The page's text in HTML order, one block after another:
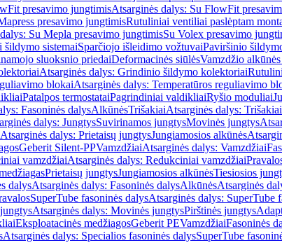
presavimo jungtimisAtsarginės dalys: Su FlowFit
presavimo jungtimisRutuliniai ventiliai paslėptam
Su Mepla presavimo jungtimisSu Volex presavimo
sistemaiSparčiojo išleidimo vožtuvaiPaviršinio
sluoksnio priedaiDeformacinės siūlėsVamzdžio
Atsarginės dalys: Grindinio šildymo kolektoriai
blokaiAtsarginės dalys: Temperatūros reguliavimo
Patalpos termostataiPagrindiniai valdikliaiRyšio moduliai
Fasoninės dalysAlkūnėsTrišakiaiAtsarginės dalys: Trišakiai
dalys: JungtysSuvirinamos jungtysMovinės jungtys
Atsarginės dalys: Prietaisų jungtysJungiamosios alkūnės
Geberit Silent-PPVamzdžiaiAtsarginės dalys: Vamzdžiai
vamzdžiaiAtsarginės dalys: Redukciniai vamzdžiai
Prietaisų jungtysJungiamosios alkūnėsTiesiosios
dalysAtsarginės dalys: Fasoninės dalysAlkūnėsAtsarginės
SuperTube fasoninės dalysAtsarginės dalys: SuperTube
Atsarginės dalys: Movinės jungtysPirštinės jungtys
Eksploatacinės medžiagosGeberit PEVamzdžiaiFasoninės
Atsarginės dalys: Specialios fasoninės dalysSuperTube